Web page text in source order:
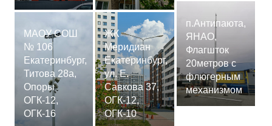
МАОУ СОШ
№ 106
Екатеринбург,
Титова 28а,
Опоры
ОГК-12,
ОГК-16
ЖК
Меридиан
Екатеринбург,
ул. Е.
Савкова 37,
ОГК-12,
ОГК-10
Сваи
СМ-7,75м,
п.Антипаюта,
ЯНАО,
Флагшток
20метров с
флюгерным
механизмом